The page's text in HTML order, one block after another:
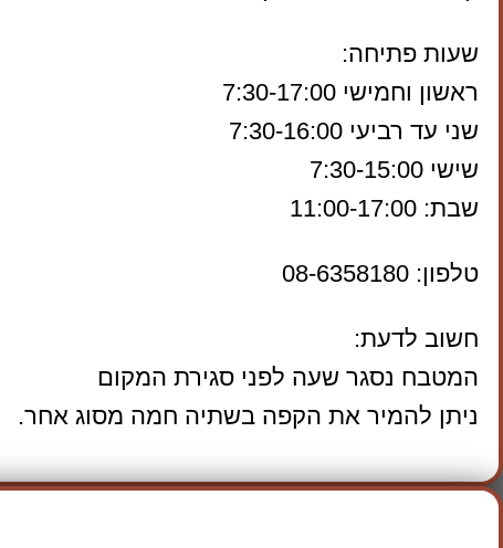
שעות פתיחה:
ראשון וחמישי 7:30-17:00
שני עד רביעי 7:30-16:00
שישי 7:30-15:00
שבת: 11:00-17:00
טלפון: 08-6358180
חשוב לדעת:
המטבח נסגר שעה לפני סגירת המקום
ניתן להמיר את הקפה בשתיה חמה מסוג אחר.